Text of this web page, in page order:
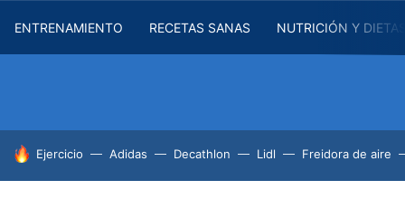
ENTRENAMIENTO RECETAS SANAS NUTRICIÓN Y
HOY SE HABLA DE
Ejercicio Adidas Decathlon Lidl Freidora de aire